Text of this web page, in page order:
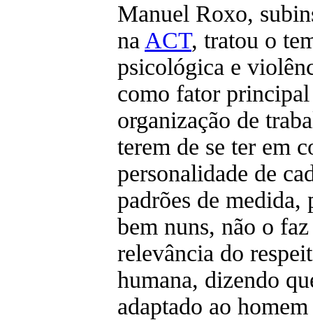
Manuel Roxo,
na ACT, tratou o
psicológica e
como fator principal
organização de
terem de se ter em
personalidade de
padrões de
bem nuns, não o
relevância do
humana, dizendo
adaptado ao